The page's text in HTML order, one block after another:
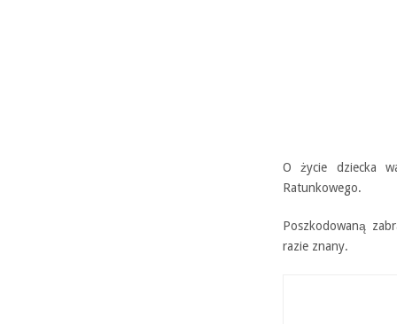
O życie dziecka
Ratunkowego.
Poszkodowaną
razie znany.